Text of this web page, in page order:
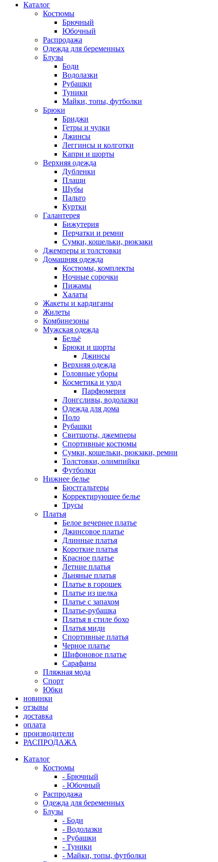
Каталог
Костюмы
Брючный
Юбочный
Распродажа
Одежда для беременных
Блузы
Боди
Водолазки
Рубашки
Туники
Майки, топы, футболки
Брюки
Бриджи
Гетры и чулки
Джинсы
Леггинсы и колготки
Капри и шорты
Верхняя одежда
Дубленки
Плащи
Шубы
Пальто
Куртки
Галантерея
Бижутерия
Перчатки и ремни
Сумки, кошельки, рюкзаки
Джемперы и толстовки
Домашняя одежда
Костюмы, комплекты
Ночные сорочки
Пижамы
Халаты
Жакеты и кардиганы
Жилеты
Комбинезоны
Мужская одежда
Бельё
Брюки и шорты
Джинсы
Верхняя одежда
Головные уборы
Косметика и уход
Парфюмерия
Лонгсливы, водолазки
Одежда для дома
Поло
Рубашки
Свитшоты, джемперы
Спортивные костюмы
Сумки, кошельки, рюкзаки, ремни
Толстовки, олимпийки
Футболки
Нижнее белье
Бюстгальтеры
Корректирующее белье
Трусы
Платья
Белое вечернее платье
Джинсовое платье
Длинные платья
Короткие платья
Красное платье
Летние платья
Льняные платья
Платье в горошек
Платье из шелка
Платье с запахом
Платье-рубашка
Платья в стиле бохо
Платья миди
Спортивные платья
Черное платье
Шифоновое платье
Сарафаны
Пляжная мода
Спорт
Юбки
новинки
отзывы
доставка
оплата
производители
РАСПРОДАЖА
Каталог
Костюмы
- Брючный
- Юбочный
Распродажа
Одежда для беременных
Блузы
- Боди
- Водолазки
- Рубашки
- Туники
- Майки, топы, футболки